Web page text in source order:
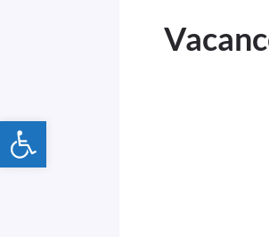
Ouvrir la barre d’outils